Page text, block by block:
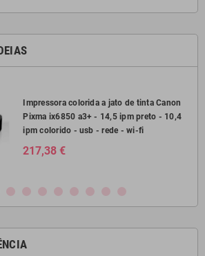
Impressora colorida a jato de tinta Canon
Pixma ix6850 a3+ - 14,5 ipm preto - 10,4
ipm colorido - usb - rede - wi-fi
217,38 €